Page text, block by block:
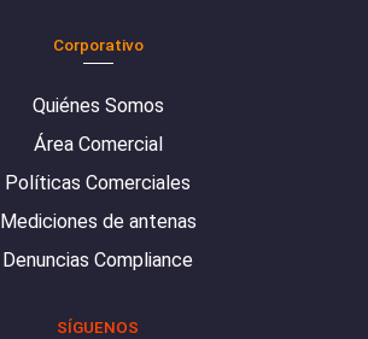
Corporativo
Quiénes Somos
Área Comercial
Políticas Comerciales
Mediciones de antenas
Denuncias Compliance
SÍGUENOS